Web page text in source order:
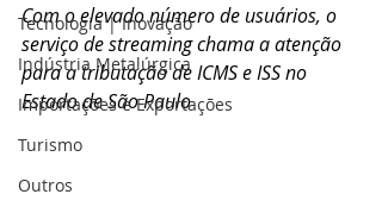
Tecnologia | Inovação
Indústria Metalúrgica
Importações e Exportações
Turismo
Outros
Com o elevado número de usuários, o
serviço de streaming chama a atenção
para a tributação de ICMS e ISS no
Estado de São Paulo